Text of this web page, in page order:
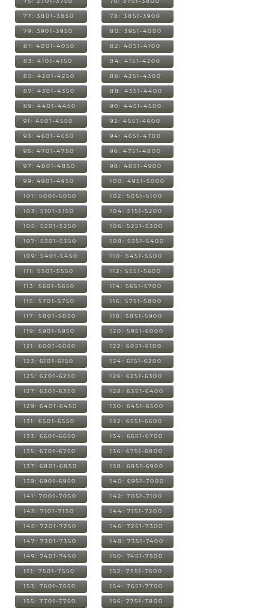
77: 3801-3850 78: 3851-3900
79: 3901-3950 80: 3951-4000
81: 4001-4050 82: 4051-4100
83: 4101-4150 84: 4151-4200
85: 4201-4250 86: 4251-4300
87: 4301-4350 88: 4351-4400
89: 4401-4450 90: 4451-4500
91: 4501-4550 92: 4551-4600
93: 4601-4650 94: 4651-4700
95: 4701-4750 96: 4751-4800
97: 4801-4850 98: 4851-4900
99: 4901-4950 100: 4951-5000
101: 5001-5050 102: 5051-5100
103: 5101-5150 104: 5151-5200
105: 5201-5250 106: 5251-5300
107: 5301-5350 108: 5351-5400
109: 5401-5450 110: 5451-5500
111: 5501-5550 112: 5551-5600
113: 5601-5650 114: 5651-5700
115: 5701-5750 116: 5751-5800
117: 5801-5850 118: 5851-5900
119: 5901-5950 120: 5951-6000
121: 6001-6050 122: 6051-6100
123: 6101-6150 124: 6151-6200
125: 6201-6250 126: 6251-6300
127: 6301-6350 128: 6351-6400
129: 6401-6450 130: 6451-6500
131: 6501-6550 132: 6551-6600
133: 6601-6650 134: 6651-6700
135: 6701-6750 136: 6751-6800
137: 6801-6850 138: 6851-6900
139: 6901-6950 140: 6951-7000
141: 7001-7050 142: 7051-7100
143: 7101-7150 144: 7151-7200
145: 7201-7250 146: 7251-7300
147: 7301-7350 148: 7351-7400
149: 7401-7450 150: 7451-7500
151: 7501-7550 152: 7551-7600
153: 7601-7650 154: 7651-7700
155: 7701-7750 156: 7751-7800